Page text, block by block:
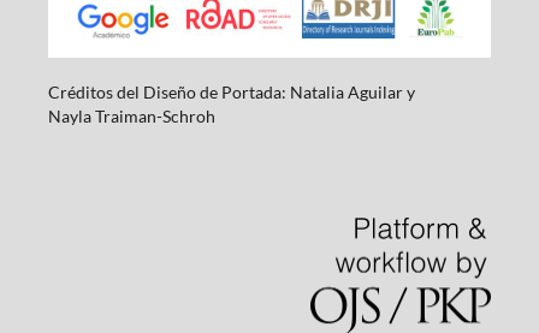
Créditos del Diseño de Portada: Natalia Aguilar y
NaylaTraiman-Schroh